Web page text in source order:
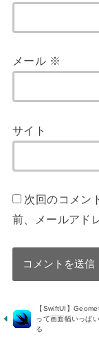
メール ※
サイト
次回のコメン
前、メールアド
【SwiftUI】
って画面幅いっぱ
る